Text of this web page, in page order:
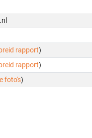
rapport)
rapport)
foto's)